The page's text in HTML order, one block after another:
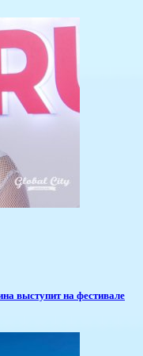
выступит на фестивале